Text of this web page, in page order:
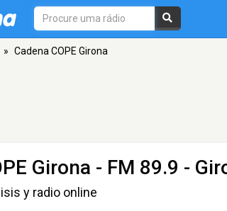
» Cadena COPE Girona
Girona - FM 89.9 -
y radio online